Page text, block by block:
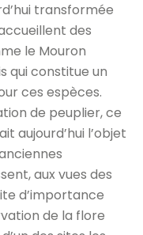
transformée
des
le Mouron
qui constitue un
ces espèces.
de peuplier, ce
aujourd’hui l’objet
aux vues des
d’importance
de la flore